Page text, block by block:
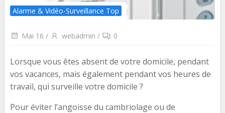
Alarme & Vidéo-Surveillance Top
Mai 16 / webadmin / 0
Lorsque vous êtes absent de votre domicile, pendant
vos vacances, mais également pendant vos heures de
travail, qui surveille votre domicile ?
Pour éviter l’angoisse du cambriolage ou de